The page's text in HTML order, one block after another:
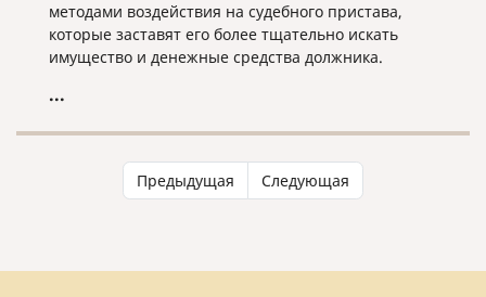
методами воздействия на судебного пристава,
которые заставят его более тщательно искать
имущество и денежные средства должника.
...
Предыдущая Следующая